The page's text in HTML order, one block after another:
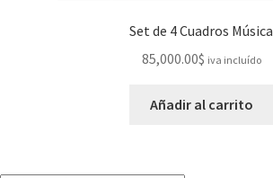
Set de 4 Cuadros Música
85,000.00$ iva incluído
Añadir al carrito